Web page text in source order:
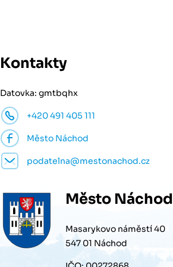
Kontakty
Datovka: gmtbqhx
+420 491 405 111
Město Náchod
podatelna@mestonachod.cz
Město Náchod
Masarykovo náměstí 40
547 01 Náchod